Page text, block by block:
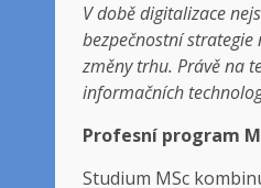
V době digitalizace
bezpečnostní
změny trhu. Právě na
informačních
Profesní program
Studium MSc